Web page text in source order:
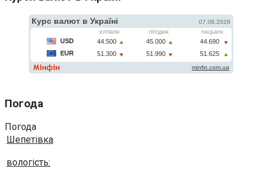
Погода
Погода
Шепетівка
вологість: